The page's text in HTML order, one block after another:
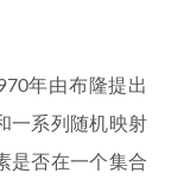
年由布隆提出
一系列随机映射
是否在一个集合